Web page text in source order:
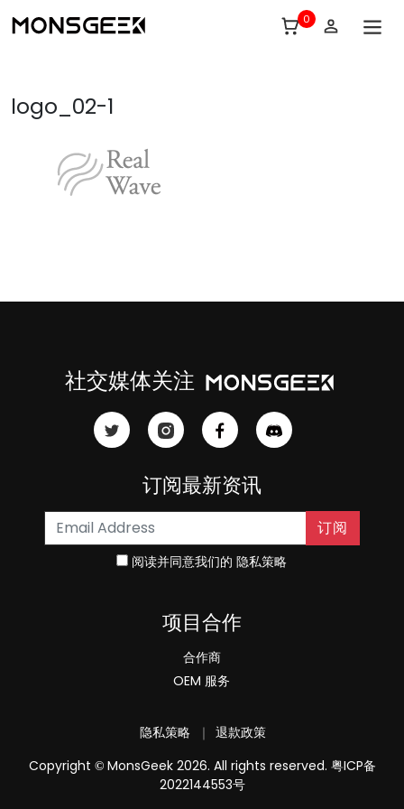
0
logo_02-1
社交媒体关注
订阅最新资讯
订阅
阅读并同意我们的隐私策略
项目合作
合作商
OEM 服务
隐私策略 ｜ 退款政策
Copyright ©MonsGeek 2026. All rights reserved. 粤ICP备
2022144553号